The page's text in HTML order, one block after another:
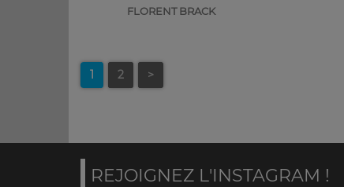
FLORENT BRACK
1 2 >
REJOIGNEZ L'INSTAGRAM !